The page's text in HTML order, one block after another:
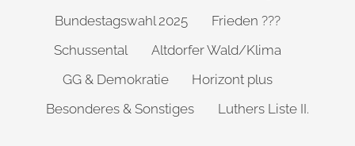
Bundestagswahl 2025
Frieden ???
Schussental
Altdorfer Wald/Klima
GG & Demokratie
Horizont plus
Besonderes & Sonstiges
Luthers Liste II.